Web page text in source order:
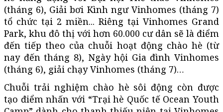
(tháng 6), Giải bơi Kình ngư Vinhomes (tháng 7)
tổ chức tại 2 miền... Riêng tại Vinhomes Grand
Park, khu đô thị với hơn 60.000 cư dân sẽ là điểm
đến tiếp theo của chuỗi hoạt động chào hè (từ
nay đến tháng 8), Ngày hội Gia đình Vinhomes
(tháng 6), giải chạy Vinhomes (tháng 7)…
Chuỗi trải nghiệm chào hè sôi động còn được
tạo điểm nhấn với “Trại hè Quốc tế Ocean Youth